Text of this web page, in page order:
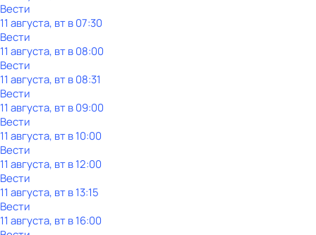
Вести
11 августа, вт в 07:30
Вести
11 августа, вт в 08:00
Вести
11 августа, вт в 08:31
Вести
11 августа, вт в 09:00
Вести
11 августа, вт в 10:00
Вести
11 августа, вт в 12:00
Вести
11 августа, вт в 13:15
Вести
11 августа, вт в 16:00